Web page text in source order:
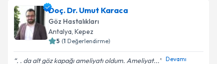
Doç. Dr. Umut Karaca
Göz Hastalıkları
Antalya, Kepez
5 (1 Değerlendirme)
. . da alt göz kapağı ameliyatı oldum. Ameliyat... Devamı